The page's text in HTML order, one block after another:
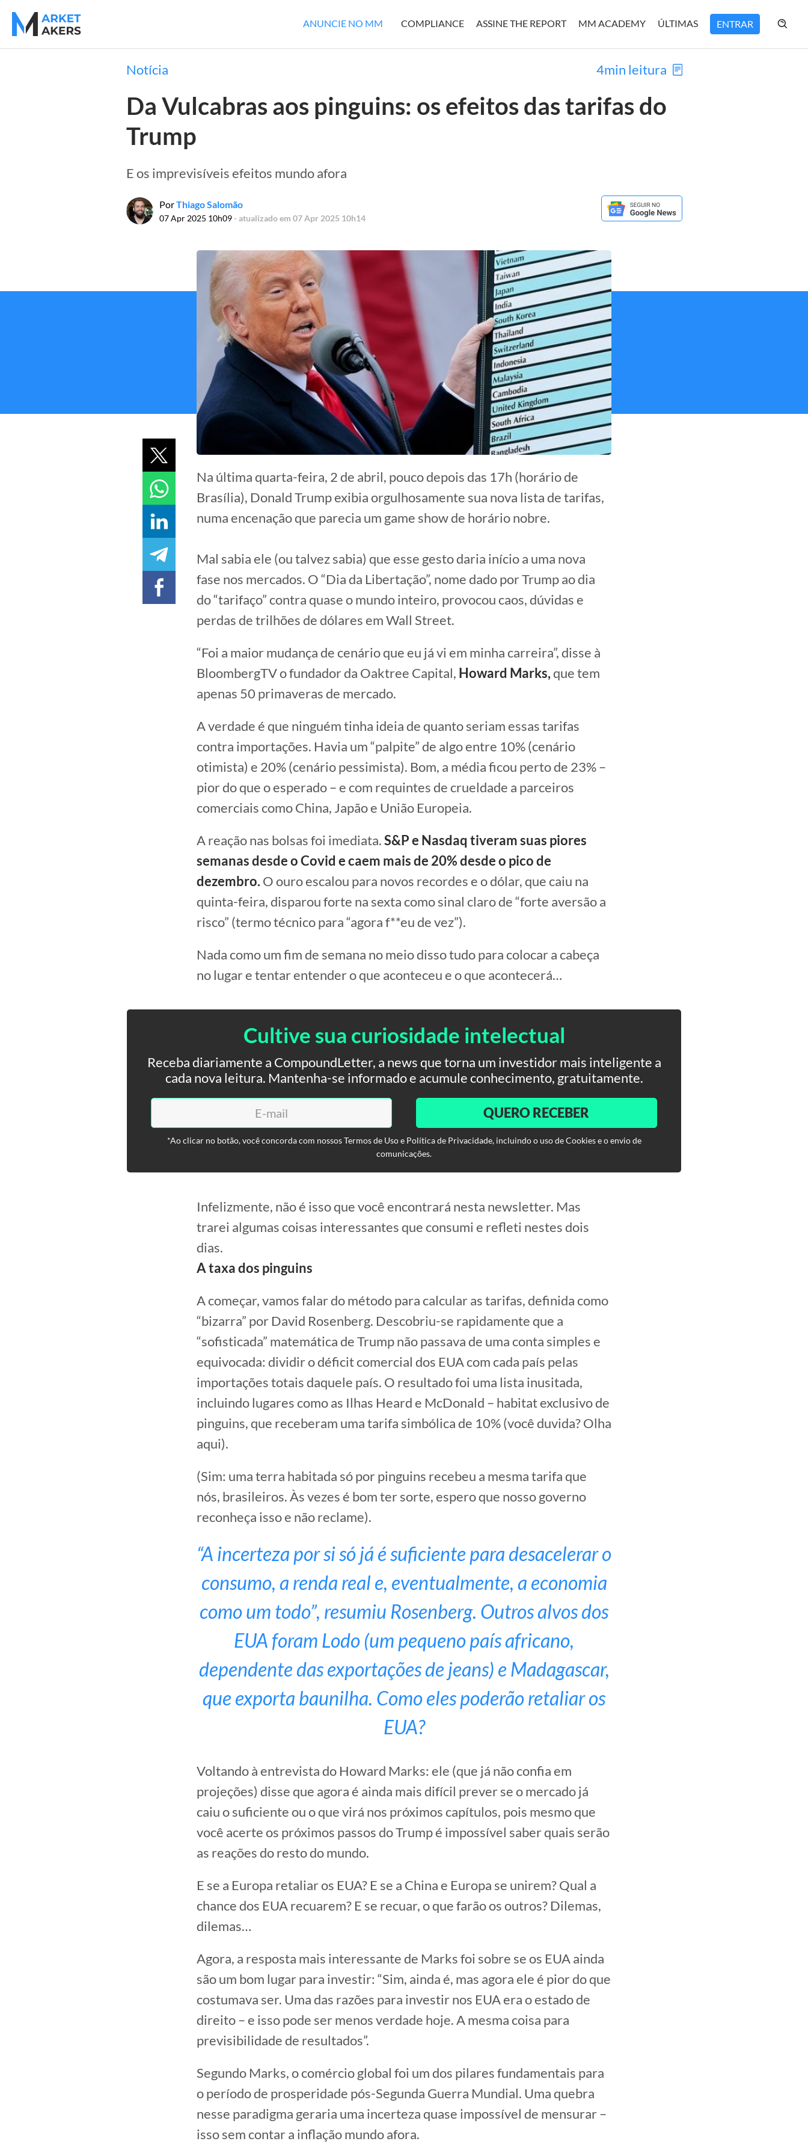
ANUNCIE NO MM COMPLIANCE ASSINE THE REPORT MM ACADEMY ÚLTIMAS ENTRAR
Notícia 4min leitura
Da Vulcabras aos pinguins: os efeitos das tarifas do
Trump
E os imprevisíveis efeitos mundo afora
PorThiago Salomão
07 Apr 2025 10h09- atualizado em 07 Apr 2025 10h14
Na última quarta-feira, 2 de abril, pouco depois das 17h (horário de
Brasília), Donald Trump exibia orgulhosamente sua nova lista de tarifas,
numa encenação que parecia um game show de horário nobre.
Mal sabia ele (ou talvez sabia) que esse gesto daria início a uma nova
fase nos mercados. O “Dia da Libertação”, nome dado por Trump ao dia
do “tarifaço” contra quase o mundo inteiro, provocou caos, dúvidas e
perdas de trilhões de dólares em Wall Street.
“Foi a maior mudança de cenário que eu já vi em minha carreira”, disse à
BloombergTV o fundador da Oaktree Capital, Howard Marks,que tem
apenas 50 primaveras de mercado.
A verdade é que ninguém tinha ideia de quanto seriam essas tarifas
contra importações. Havia um “palpite” de algo entre 10% (cenário
otimista) e 20% (cenário pessimista). Bom, a média ficou perto de 23% –
pior do que o esperado – e com requintes de crueldade a parceiros
comerciais como China, Japão e União Europeia.
A reação nas bolsas foi imediata.S&P e Nasdaq tiveram suas piores
semanas desde o Covid e caem mais de 20% desde o pico de
dezembro. O ouro escalou para novos recordes e o dólar, que caiu na
quinta-feira, disparou forte na sexta como sinal claro de “forte aversão a
risco” (termo técnico para “agora f**eu de vez”).
Nada como um fim de semana no meio disso tudo para colocar a cabeça
no lugar e tentar entender o que aconteceu e o que acontecerá…
Cultive sua curiosidade intelectual
Receba diariamente a CompoundLetter, a news que torna um investidor mais inteligente a
cada nova leitura. Mantenha-se informado e acumule conhecimento, gratuitamente.
QUERO RECEBER
*Ao clicar no botão, você concorda com nossos Termos de Uso e Política de Privacidade, incluindo o uso de Cookies e o envio de
comunicações.
Infelizmente, não é isso que você encontrará nesta newsletter. Mas
trarei algumas coisas interessantes que consumi e refleti nestes dois
dias.
A taxa dos pinguins
A começar, vamos falar do método para calcular as tarifas, definida como
“bizarra” por David Rosenberg. Descobriu-se rapidamente que a
“sofisticada” matemática de Trump não passava de uma conta simples e
equivocada: dividir o déficit comercial dos EUA com cada país pelas
importações totais daquele país. O resultado foi uma lista inusitada,
incluindo lugares como as Ilhas Heard e McDonald – habitat exclusivo de
pinguins, que receberam uma tarifa simbólica de 10% (você duvida? Olha
aqui).
(Sim: uma terra habitada só por pinguins recebeu a mesma tarifa que
nós, brasileiros. Às vezes é bom ter sorte, espero que nosso governo
reconheça isso e não reclame).
“A incerteza por si só já é suficiente para desacelerar o
consumo, a renda real e, eventualmente, a economia
como um todo”, resumiu Rosenberg. Outros alvos dos
EUA foram Lodo (um pequeno país africano,
dependente das exportações de jeans) e Madagascar,
que exporta baunilha. Como eles poderão retaliar os
EUA?
Voltando à entrevista do Howard Marks: ele (que já não confia em
projeções) disse que agora é ainda mais difícil prever se o mercado já
caiu o suficiente ou o que virá nos próximos capítulos, pois mesmo que
você acerte os próximos passos do Trump é impossível saber quais serão
as reações do resto do mundo.
E se a Europa retaliar os EUA? E se a China e Europa se unirem? Qual a
chance dos EUA recuarem? E se recuar, o que farão os outros? Dilemas,
dilemas…
Agora, a resposta mais interessante de Marks foi sobre se os EUA ainda
são um bom lugar para investir: “Sim, ainda é, mas agora ele é pior do que
costumava ser. Uma das razões para investir nos EUA era o estado de
direito – e isso pode ser menos verdade hoje. A mesma coisa para
previsibilidade de resultados”.
Segundo Marks, o comércio global foi um dos pilares fundamentais para
o período de prosperidade pós-Segunda Guerra Mundial. Uma quebra
nesse paradigma geraria uma incerteza quase impossível de mensurar –
isso sem contar a inflação mundo afora.